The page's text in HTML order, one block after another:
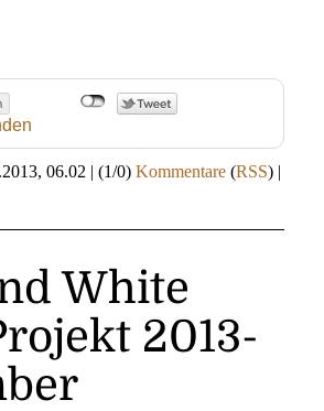
06.02 | (1/0) Kommentare (RSS) |
White
2013-